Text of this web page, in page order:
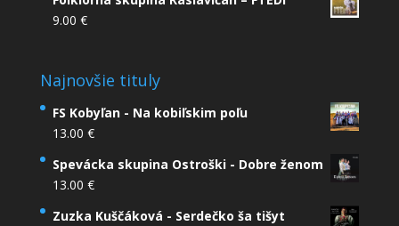
9.00 €
Najnovšie tituly
FS Kobyľan - Na kobiľskim poľu
13.00 €
Spevácka skupina Ostroški - Dobre ženom
13.00 €
Zuzka Kuščáková - Serdečko ša tišyt